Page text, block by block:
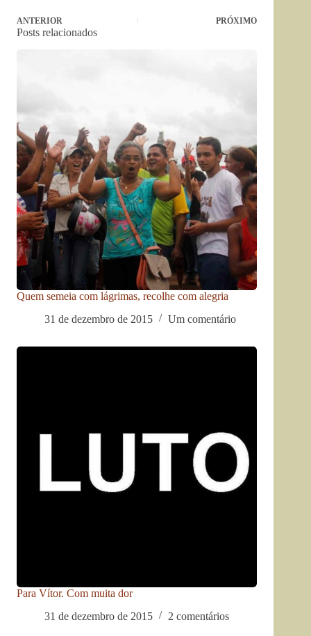
ANTERIOR PRÓXIMO
Posts relacionados
Quem semeia com lágrimas, recolhe com alegria
31 de dezembro de 2015
Um comentário
Para Vítor. Com muita dor
31 de dezembro de 2015
2 comentários